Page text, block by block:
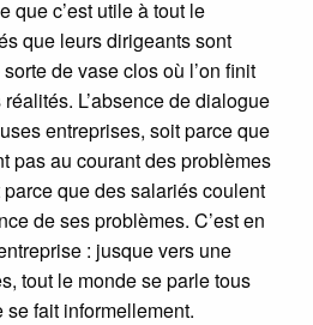
que c’est utile à tout le
que leurs dirigeants sont
de vase clos où l’on finit
L’absence de dialogue
entreprises, soit parce que
pas au courant des problèmes
que des salariés coulent
de ses problèmes. C’est en
: jusque vers une
tout le monde se parle tous
fait informellement.